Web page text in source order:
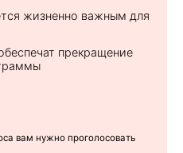
жизненно важным для
прекращение
вам нужно проголосовать